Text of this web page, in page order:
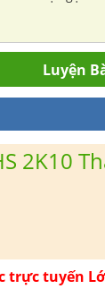
Luyện
2K10
trực tuyến